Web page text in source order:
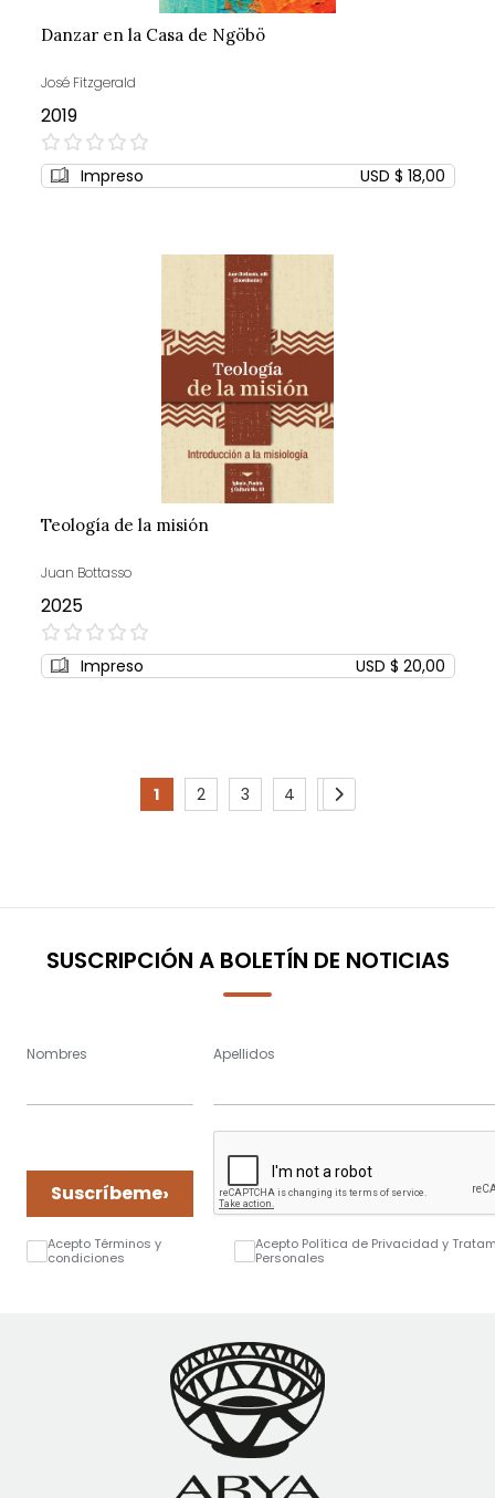
Danzar en la Casa de Ngöbö
José Fitzgerald
2019
0%
Impreso USD $ 18,00
Teología de la misión
Juan Bottasso
2025
0%
Impreso USD $ 20,00
Page
You're
page
1
Page
2
Page
3
Page
4
Page
5
Page
Siguiente
SUSCRIPCIÓN A BOLETÍN DE NOTICIAS
Nombres Apellidos
Suscríbeme›
Acepto Términos y
condiciones
Acepto Política de Privacidad y
Personales